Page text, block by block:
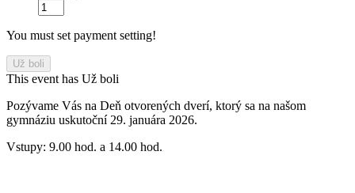
You must set payment setting!
Už boli
This event has Už boli
Pozývame Vás na Deň otvorených dverí, ktorý sa na našom
gymnáziu uskutoční 29. januára 2026.
Vstupy: 9.00 hod. a 14.00 hod.